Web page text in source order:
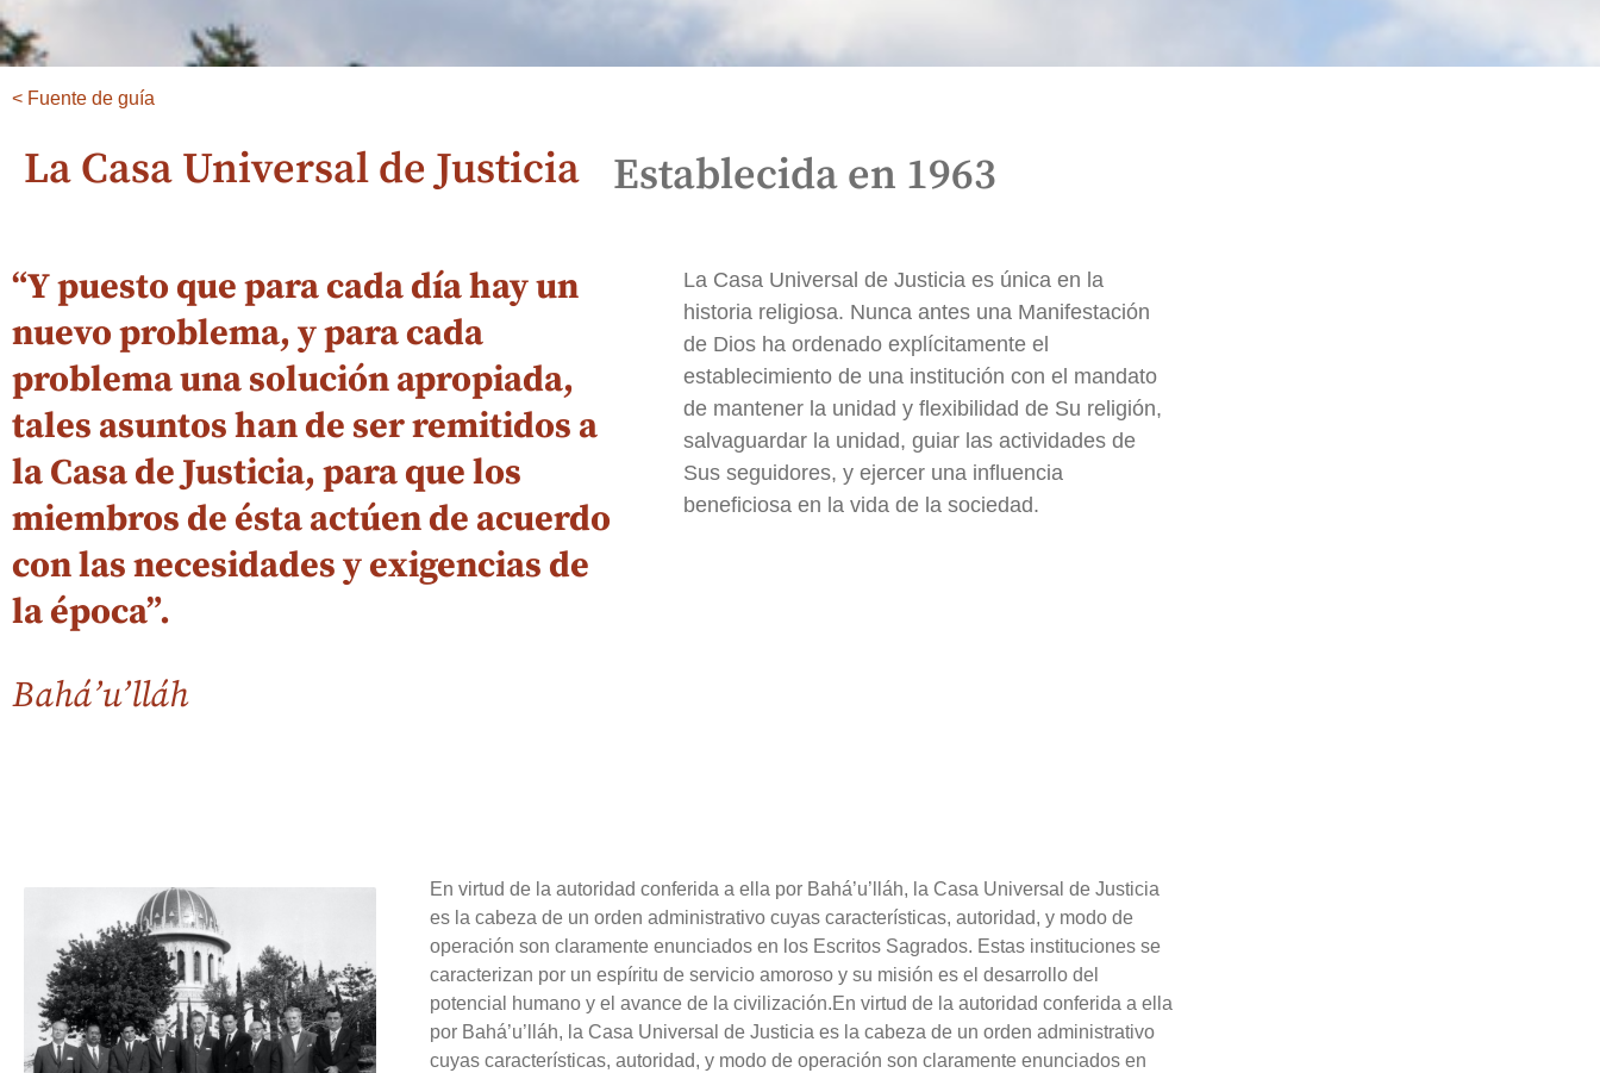
< Fuente de guía
La Casa Universal de Justicia Establecida en 1963
“Y puesto que para cada día hay un
nuevo problema, y para cada
problema una solución apropiada,
tales asuntos han de ser remitidos a
la Casa de Justicia, para que los
miembros de ésta actúen de acuerdo
con las necesidades y exigencias de
la época”.
Bahá’u’lláh
La Casa Universal de Justicia es única en la
historia religiosa. Nunca antes una Manifestación
de Dios ha ordenado explícitamente el
establecimiento de una institución con el mandato
de mantener la unidad y flexibilidad de Su religión,
salvaguardar la unidad, guiar las actividades de
Sus seguidores, y ejercer una influencia
beneficiosa en la vida de la sociedad.
En virtud de la autoridad conferida a ella por Bahá’u’lláh, la Casa Universal de Justicia
es la cabeza de un orden administrativo cuyas características, autoridad, y modo de
operación son claramente enunciados en los Escritos Sagrados. Estas instituciones se
caracterizan por un espíritu de servicio amoroso y su misión es el desarrollo del
potencial humano y el avance de la civilización.En virtud de la autoridad conferida a ella
por Bahá’u’lláh, la Casa Universal de Justicia es la cabeza de un orden administrativo
cuyas características, autoridad, y modo de operación son claramente enunciados en